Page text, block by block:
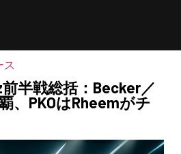
ス
半戦総括：Becker／
、PKOはRheemがチ